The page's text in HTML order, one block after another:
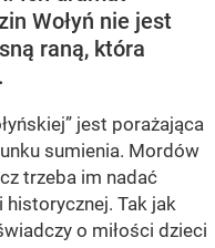
Wołyń nie jest
raną, która
jest porażająca
sumienia. Mordów
trzeba im nadać
Tak jak
o miłości dzieci